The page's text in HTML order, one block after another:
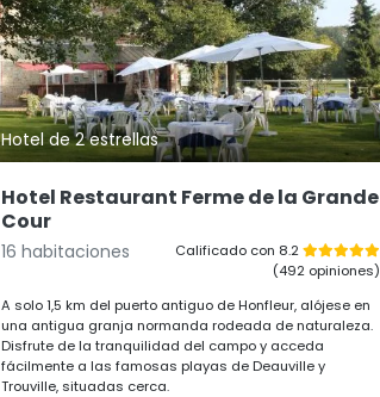
Hotel de 2 estrellas
Hotel Restaurant Ferme de la Grande
Cour
16 habitaciones
Calificado con 8.2
(492 opiniones)
A solo 1,5 km del puerto antiguo de Honfleur, alójese en
una antigua granja normanda rodeada de naturaleza.
Disfrute de la tranquilidad del campo y acceda
fácilmente a las famosas playas de Deauville y
Trouville, situadas cerca.